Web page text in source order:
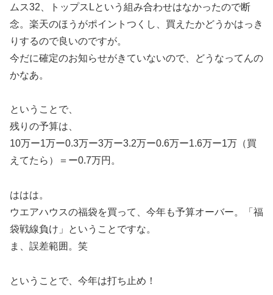
ムス32、トップスLという組み合わせはなかったので断
念。楽天のほうがポイントつくし、買えたかどうかはっき
りするので良いのですが。
今だに確定のお知らせがきていないので、どうなってんの
かなあ。
ということで、
残りの予算は、
10万ー1万ー0.3万ー3万ー3.2万ー0.6万ー1.6万ー1万（買
えてたら）＝ー0.7万円。
ははは。
ウエアハウスの福袋を買って、今年も予算オーバー。「福
袋戦線負け」ということですな。
ま、誤差範囲。笑
ということで、今年は打ち止め！